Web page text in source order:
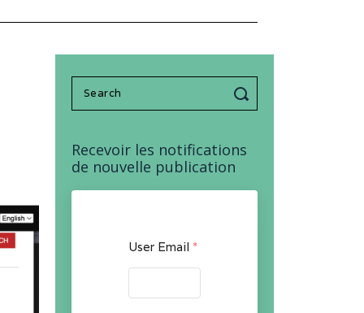
Search
for:
Recevoir les notifications
de nouvelle publication
User Email *